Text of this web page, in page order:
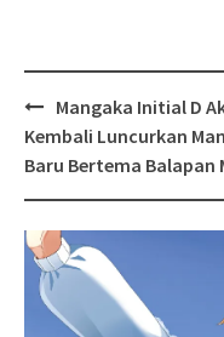
Post
navigation
Mangaka Initial D
Kembali Luncurkan
Baru Bertema Balapan